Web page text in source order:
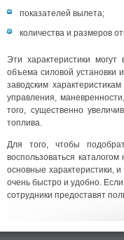
показателей вылета;
количества и размеров
Эти характеристики
объема силовой установки
заводским
управления,
того, существенно
топлива.
Для того, чтобы
воспользоваться
основные характеристики,
очень быстро и удобно.
сотрудники предоставят